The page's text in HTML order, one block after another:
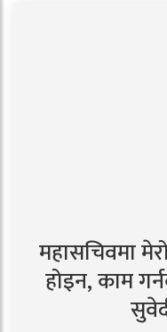
महासचिवमा
होइन, काम